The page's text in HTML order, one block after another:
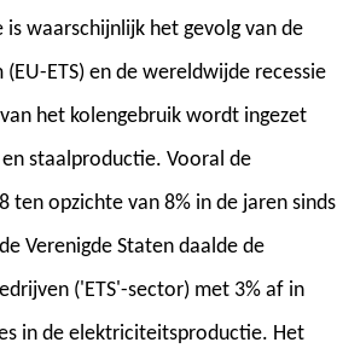
waarschijnlijk het gevolg van de
ETS) en de wereldwijde recessie
het kolengebruik wordt ingezet
staalproductie. Vooral de
ten opzichte van 8% in de jaren sinds
Verenigde Staten daalde de
('ETS'-sector) met 3% af in
in de elektriciteitsproductie. Het